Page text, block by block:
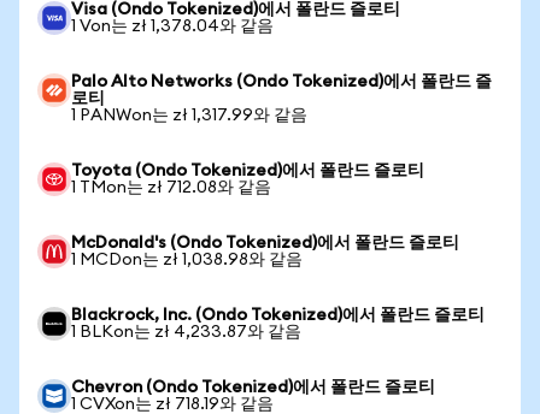
Visa (Ondo Tokenized)에서 폴란드 즐로티
1 Von는 zł 1,378.04와 같음
Palo Alto Networks (Ondo Tokenized)에서 폴란드 즐
로티
1 PANWon는 zł 1,317.99와 같음
Toyota (Ondo Tokenized)에서 폴란드 즐로티
1 TMon는 zł 712.08와 같음
McDonald's (Ondo Tokenized)에서 폴란드 즐로티
1 MCDon는 zł 1,038.98와 같음
Blackrock, Inc. (Ondo Tokenized)에서 폴란드 즐로티
1 BLKon는 zł 4,233.87와 같음
Chevron (Ondo Tokenized)에서 폴란드 즐로티
1 CVXon는 zł 718.19와 같음